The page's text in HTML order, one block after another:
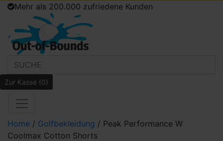
Mehr als 200.000 zufriedene Kunden
Zur Kasse (0)
Home / Golfbekleidung / Peak Performance W
Coolmax Cotton Shorts